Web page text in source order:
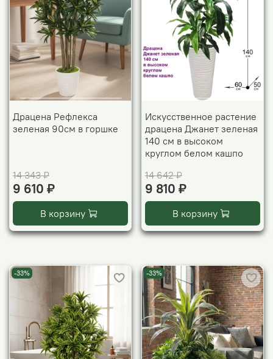
Драцена Рефлекса
зеленая 90см в горшке
14 343 ₽
9 610 ₽
В корзину
Искусственное растение
драцена Джанет зеленая
140 см в высоком
круглом белом кашпо
14 642 ₽
9 810 ₽
В корзину
-33% -33%